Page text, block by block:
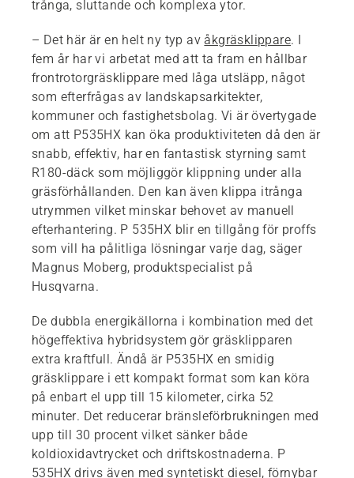
trånga, sluttande och komplexa ytor.
– Det här är en helt ny typ avåkgräsklippare. I
fem år har vi arbetat med att ta fram en hållbar
frontrotorgräsklippare med låga utsläpp, något
som efterfrågas av landskapsarkitekter,
kommuner och fastighetsbolag. Vi är övertygade
om att P535HX kan öka produktiviteten då den är
snabb, effektiv, har en fantastisk styrning samt
R180-däck som möjliggör klippning under alla
gräsförhållanden. Den kan även klippa itrånga
utrymmen vilket minskar behovet av manuell
efterhantering. P 535HX blir en tillgång för proffs
som vill ha pålitliga lösningar varje dag, säger
Magnus Moberg, produktspecialist på
Husqvarna.
De dubbla energikällorna i kombination med det
högeffektiva hybridsystem gör gräsklipparen
extra kraftfull. Ändå är P535HX en smidig
gräsklippare i ett kompakt format som kan köra
på enbart el upp till 15 kilometer, cirka 52
minuter. Det reducerar bränsleförbrukningen med
upp till 30 procent vilket sänker både
koldioxidavtrycket och driftskostnaderna. P
535HX drivs även med syntetiskt diesel, förnybar